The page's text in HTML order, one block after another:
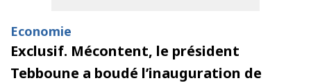
Economie
Exclusif. Mécontent, le président
Tebboune a boudé l’inauguration de